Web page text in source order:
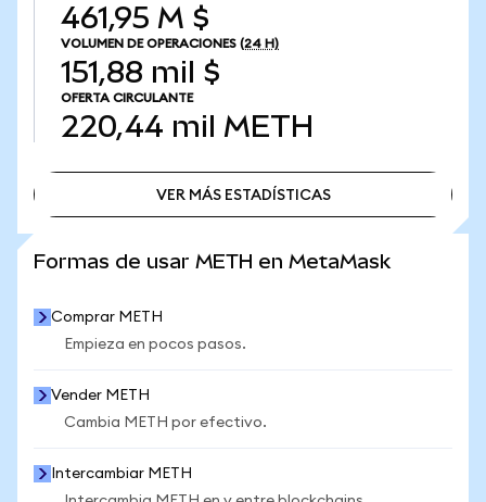
461,95 M $
VOLUMEN DE OPERACIONES (24 H)
151,88 mil $
OFERTA CIRCULANTE
220,44 mil METH
VER MÁS ESTADÍSTICAS
Formas de usar METH en MetaMask
Comprar METH
Empieza en pocos pasos.
Vender METH
Cambia METH por efectivo.
Intercambiar METH